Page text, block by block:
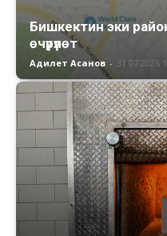
Бишкектин эки
өчүрүлөт
Адилет Асанов - 31.07.2026